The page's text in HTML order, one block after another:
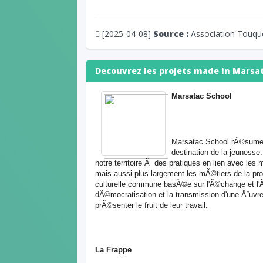
[2025-04-08] Source : Association
Decouvrez les projets made in
Marsatac School
Marsatac School
destination de la
notre territoire Ã des pratiques en lien avec les
mais aussi plus largement les mÃ©tiers de la
culturelle commune basÃ©e sur l'Ã©change et
dÃ©mocratisation et la transmission d'une
prÃ©senter le fruit de leur travail.
La Frappe